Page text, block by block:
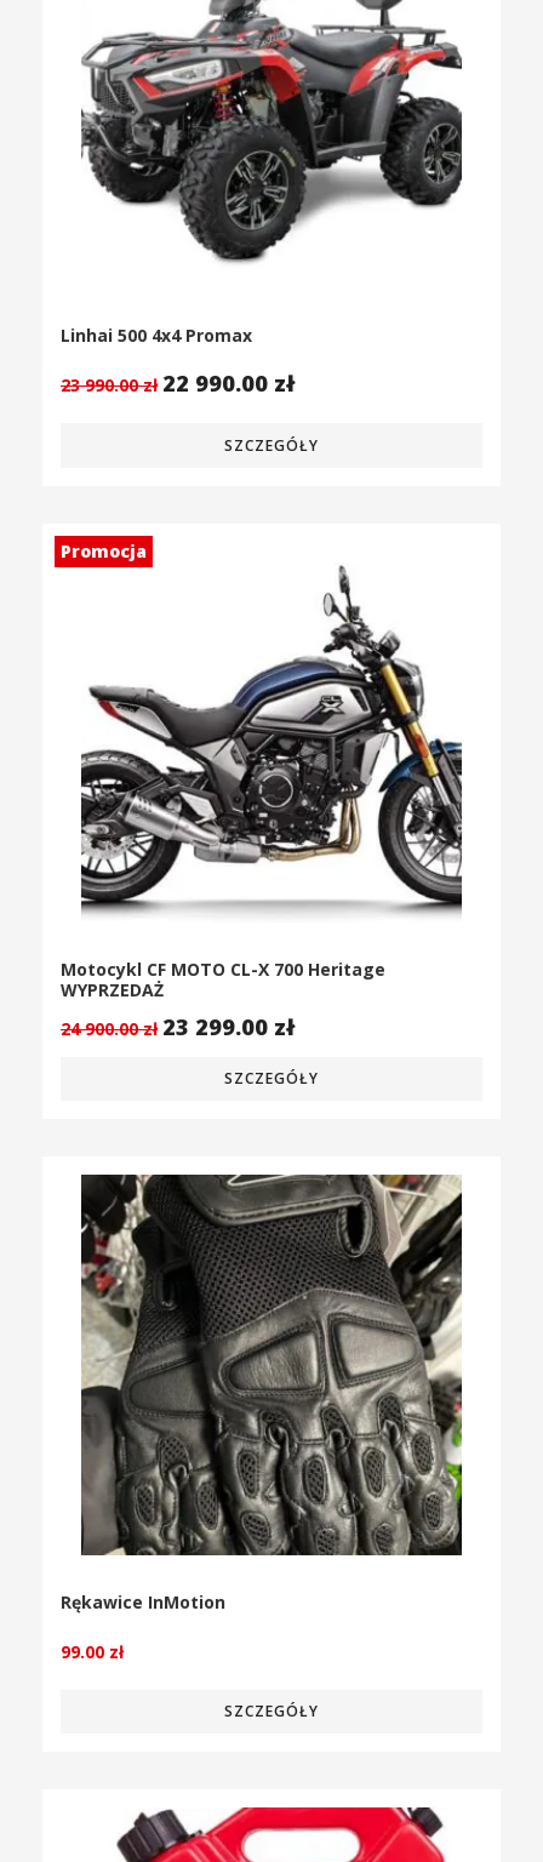
Linhai 500 4x4 Promax
23 990.00zł 22 990.00 zł
SZCZEGÓŁY
Promocja
Motocykl CF MOTO CL-X 700 Heritage
WYPRZEDAŻ
24 900.00zł 23 299.00 zł
SZCZEGÓŁY
Rękawice InMotion
99.00 zł
SZCZEGÓŁY